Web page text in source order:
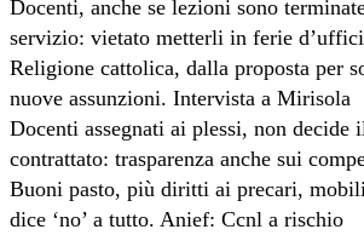
Docenti, anche se lezioni sono
servizio: vietato metterli in ferie
Religione cattolica, dalla proposta per
nuove assunzioni. Intervista a Mirisola
Docenti assegnati ai plessi, non decide
contrattato: trasparenza anche sui
Buoni pasto, più diritti ai precari,
dice ‘no’ a tutto. Anief: Ccnl a rischio